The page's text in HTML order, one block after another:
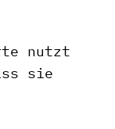
nutzt
sie